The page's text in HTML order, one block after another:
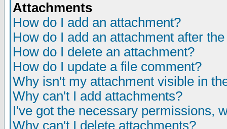
Attachments
How do I add an attachment?
How do I add an attachment after
How do I delete an attachment?
How do I update a file comment?
Why isn't my attachment visible in
Why can't I add attachments?
I've got the necessary permissions,
Why can't I delete attachments?